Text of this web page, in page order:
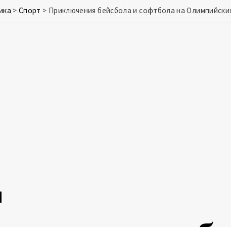
> Спорт > Приключения бейсбола и софтбола на